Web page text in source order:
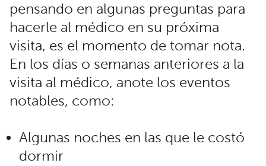
pensando en algunas preguntas para
hacerle al médico en su próxima
visita, es el momento de tomar nota.
En los días o semanas anteriores a la
visita al médico, anote los eventos
notables, como:
Algunas noches en las que le costó
dormir